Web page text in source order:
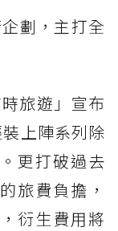
劃，主打全
旅遊」宣布
上陣系列除
更打破過去
旅費負擔，
衍生費用將